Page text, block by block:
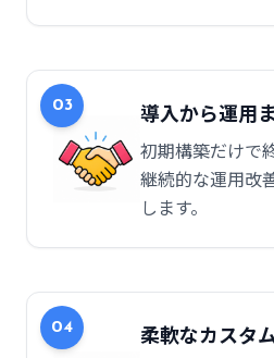
03 導入から運用
初期構築だけで
継続的な運用改
します。
04 柔軟なカスタ